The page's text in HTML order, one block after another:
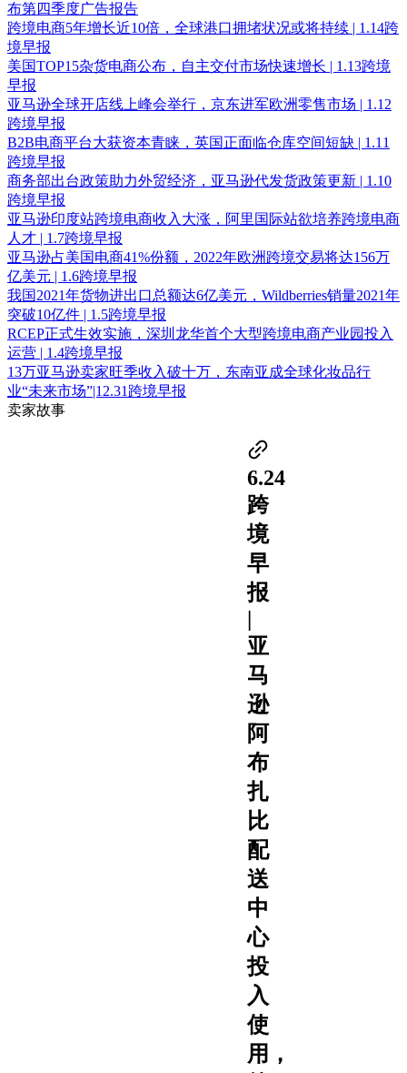
布第四季度广告报告
跨境电商5年增长近10倍，全球港口拥堵状况或将持续 | 1.14跨
境早报
美国TOP15杂货电商公布，自主交付市场快速增长 | 1.13跨境
早报
亚马逊全球开店线上峰会举行，京东进军欧洲零售市场 | 1.12
跨境早报
B2B电商平台大获资本青睐，英国正面临仓库空间短缺 | 1.11
跨境早报
商务部出台政策助力外贸经济，亚马逊代发货政策更新 | 1.10
跨境早报
亚马逊印度站跨境电商收入大涨，阿里国际站欲培养跨境电商
人才 | 1.7跨境早报
亚马逊占美国电商41%份额，2022年欧洲跨境交易将达156万
亿美元 | 1.6跨境早报
我国2021年货物进出口总额达6亿美元，Wildberries销量2021年
突破10亿件 | 1.5跨境早报
RCEP正式生效实施，深圳龙华首个大型跨境电商产业园投入
运营 | 1.4跨境早报
13万亚马逊卖家旺季收入破十万，东南亚成全球化妆品行
业“未来市场”|12.31跨境早报
卖家故事
6.24
跨
境
早
报
|
亚
马
逊
阿
布
扎
比
配
送
中
心
投
入
使
用，